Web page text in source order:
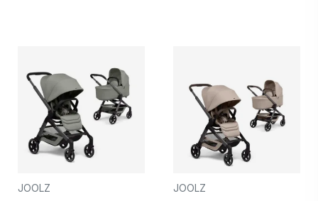
JOOLZ JOOLZ